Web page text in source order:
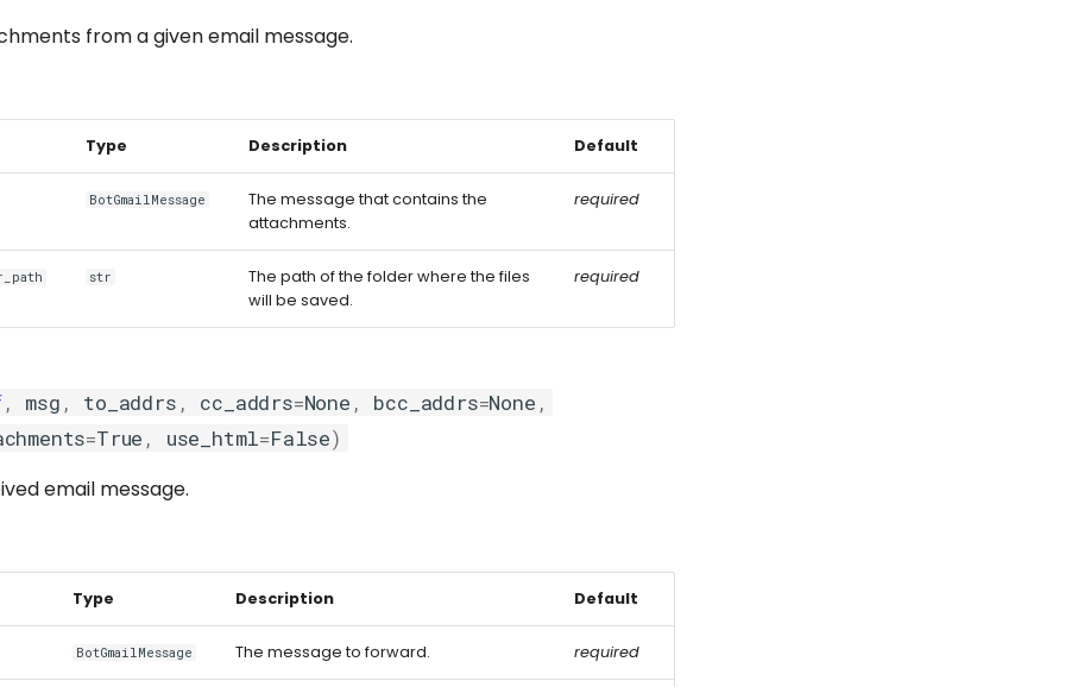
from a given email message.
Type Description Default
BotGmailMessage
The message that contains the
attachments.
required
str
The path of the folder where the files
will be saved.
required
, msg , to_addrs , cc_addrs=None , bcc_addrs=None ,
=True , use_html=False)
email message.
Type Description Default
BotGmailMessage The message to forward. required